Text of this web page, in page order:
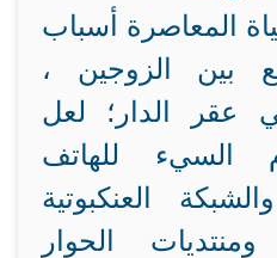
المعاصرة أسباب
بين الزوجين ،
عقر الدار؛ لعل
السيء للهاتف
العنكبوتية
الحوار